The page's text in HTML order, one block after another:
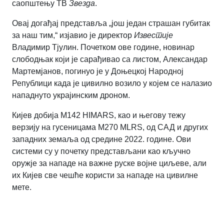
саопштењу ТВ Звезда.
Овај догађај представља „још један страшан губитак
за наш тим,“ изјавио је директор Известије
Владимир Тјулин. Почетком ове године, новинар
слободњак који је сарађивао са листом, Александар
Мартемјанов, погинуо је у Доњецкој Народној
Републици када је цивилно возило у којем се налазио
нападнуто украјинским дроном.
Кијев добија М142 HIMARS, као и његову тежу
верзију на гусеницама M270 MLRS, од САД и других
западних земаља од средине 2022. године. Ови
системи су у почетку представљани као кључно
оружје за нападе на важне руске војне циљеве, али
их Кијев све чешће користи за нападе на цивилне
мете.